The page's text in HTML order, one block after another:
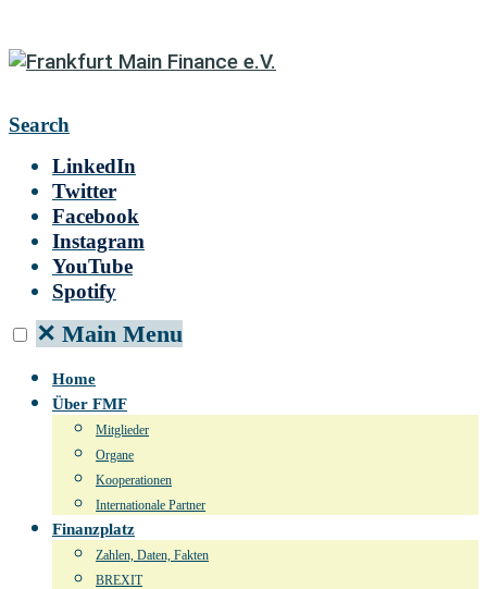
Search
LinkedIn
Twitter
Facebook
Instagram
YouTube
Spotify
✕ Main Menu
Home
Über FMF
Mitglieder
Organe
Kooperationen
Internationale Partner
Finanzplatz
Zahlen, Daten, Fakten
BREXIT